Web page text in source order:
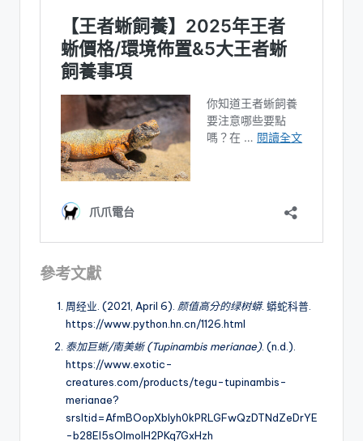
參考文獻
周经业. (2021, April 6). 颜值高分的绿树蟒. 蟒蛇科普.
https://www.python.hn.cn/1126.html
泰加巨蜥/南美蜥 (Tupinambis merianae). (n.d.).
https://www.exotic-
creatures.com/products/tegu-tupinambis-
merianae?
srsltid=AfmBOopXblyh0kPRLGFwQzDTNdZeDrYE
-b28El5sOImoIH2PKq7GxHzh